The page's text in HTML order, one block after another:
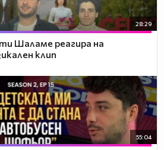
28:29
Шаламе реагира на
клип
55:04